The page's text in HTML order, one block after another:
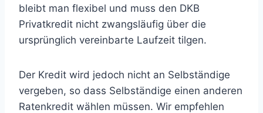
bleibt man flexibel und muss den DKB
Privatkredit nicht zwangsläufig über die
ursprünglich vereinbarte Laufzeit tilgen.
Der Kredit wird jedoch nicht an Selbständige
vergeben, so dass Selbständige einen anderen
Ratenkredit wählen müssen. Wir empfehlen